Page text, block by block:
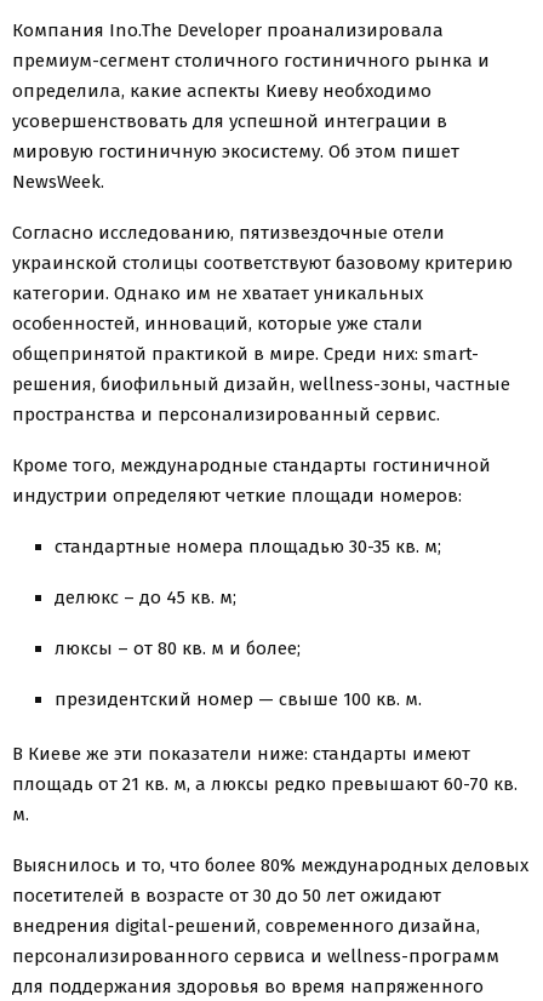
Компания Ino.The Developer проанализировала
премиум-сегмент столичного гостиничного рынка и
определила, какие аспекты Киеву необходимо
усовершенствовать для успешной интеграции в
мировую гостиничную экосистему. Об этом пишет
NewsWeek.
Согласно исследованию, пятизвездочные отели
украинской столицы соответствуют базовому критерию
категории. Однако им не хватает уникальных
особенностей, инноваций, которые уже стали
общепринятой практикой в мире. Среди них: smart-
решения, биофильный дизайн, wellness-зоны, частные
пространства и персонализированный сервис.
Кроме того, международные стандарты гостиничной
индустрии определяют четкие площади номеров:
стандартные номера площадью 30-35 кв. м;
делюкс – до 45 кв. м;
люксы – от 80 кв. м и более;
президентский номер — свыше 100 кв. м.
В Киеве же эти показатели ниже: стандарты имеют
площадь от 21 кв. м, а люксы редко превышают 60-70 кв.
м.
Выяснилось и то, что более 80% международных деловых
посетителей в возрасте от 30 до 50 лет ожидают
внедрения digital-решений, современного дизайна,
персонализированного сервиса и wellness-программ
для поддержания здоровья во время напряженного